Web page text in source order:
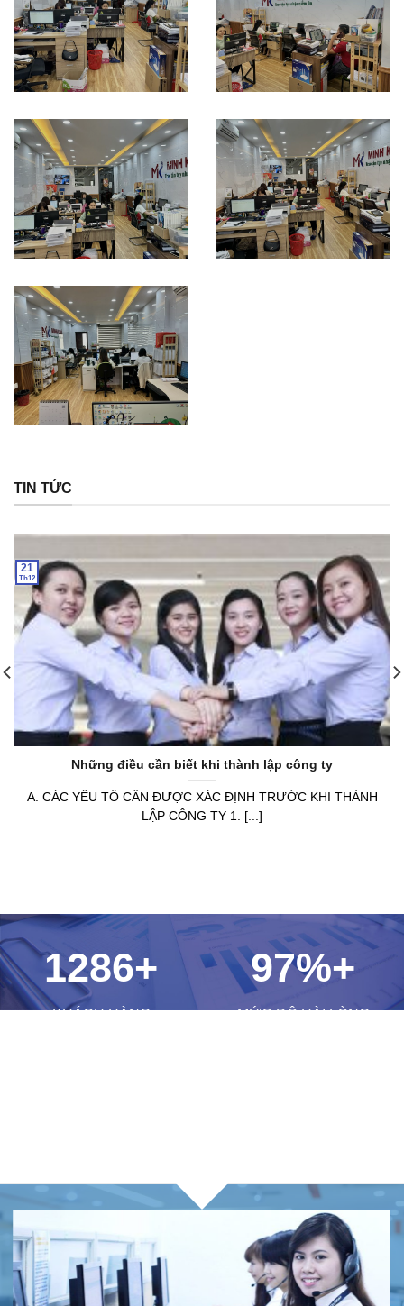
TIN TỨC
Những điều cần biết khi thành lập công ty
A. CÁC YẾU TỐ CẦN ĐƯỢC XÁC ĐỊNH TRƯỚC KHI THÀNH
LẬP CÔNG TY 1. [...]
21
Th12
1286+
KHÁCH HÀNG
97%+
MỨC ĐỘ HÀI LÒNG